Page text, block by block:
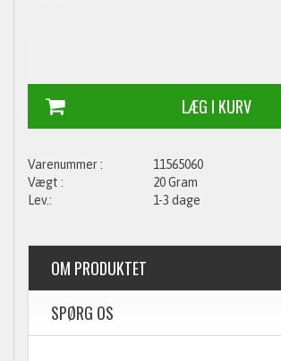
11565060
20 Gram
1-3 dage
OM PRODUKTET
SPØRG OS